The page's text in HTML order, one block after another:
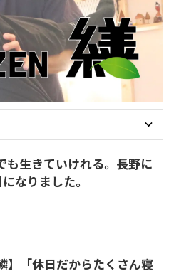
も生きていけれる。長野に
なりました。
】「休日だからたくさん寝